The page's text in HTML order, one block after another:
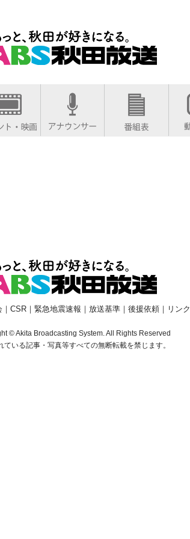
｜ CSR｜ 緊急地震速報 ｜ 放送基準｜ 後援依頼｜ リンク
© Akita Broadcasting System. All Rights Reserved
ている記事・写真等すべての無断転載を禁じます。